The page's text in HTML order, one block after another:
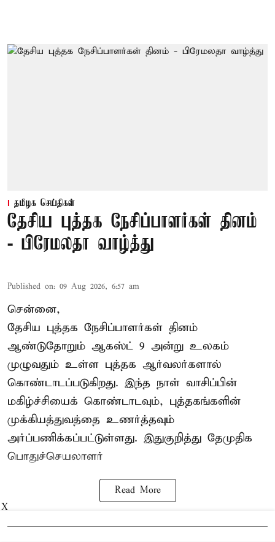
தமிழக செய்திகள்
தேசிய புத்தக நேசிப்பாளர்கள் தினம்
- பிரேமலதா வாழ்த்து
Published on: 09 Aug 2026, 6:57 am
சென்னை,
தேசிய புத்தக நேசிப்பாளர்கள் தினம்
ஆண்டுதோறும் ஆகஸ்ட் 9 அன்று உலகம்
முழுவதும் உள்ள புத்தக ஆர்வலர்களால்
கொண்டாடப்படுகிறது. இந்த நாள் வாசிப்பின்
மகிழ்ச்சியைக் கொண்டாடவும், புத்தகங்களின்
முக்கியத்துவத்தை உணர்த்தவும்
அர்ப்பணிக்கப்பட்டுள்ளது. இதுகுறித்து தேமுதிக
பொதுச்செயலாளர்
Read More
X